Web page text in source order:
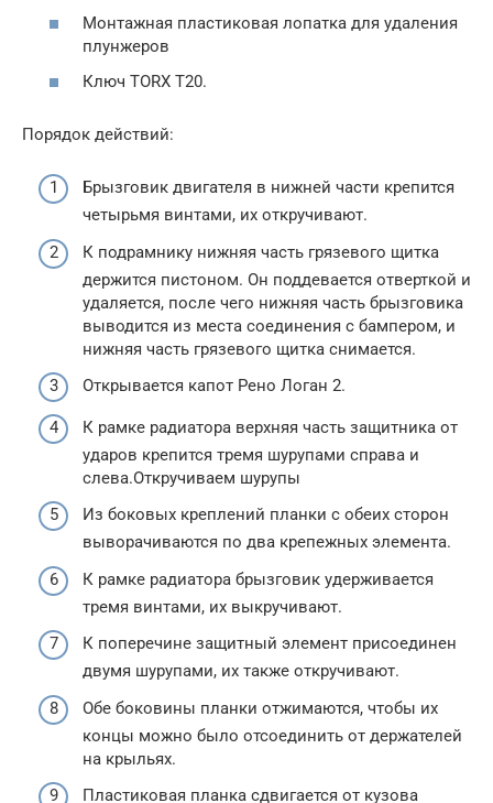
Монтажная пластиковая лопатка для удаления
плунжеров
Ключ TORX T20.
Порядок действий:
Брызговик двигателя в нижней части крепится
четырьмя винтами, их откручивают.
К подрамнику нижняя часть грязевого щитка
держится пистоном. Он поддевается отверткой и
удаляется, после чего нижняя часть брызговика
выводится из места соединения с бампером, и
нижняя часть грязевого щитка снимается.
Открывается капот Рено Логан 2.
К рамке радиатора верхняя часть защитника от
ударов крепится тремя шурупами справа и
слева.Откручиваем шурупы
Из боковых креплений планки с обеих сторон
выворачиваются по два крепежных элемента.
К рамке радиатора брызговик удерживается
тремя винтами, их выкручивают.
К поперечине защитный элемент присоединен
двумя шурупами, их также откручивают.
Обе боковины планки отжимаются, чтобы их
концы можно было отсоединить от держателей
на крыльях.
Пластиковая планка сдвигается от кузова